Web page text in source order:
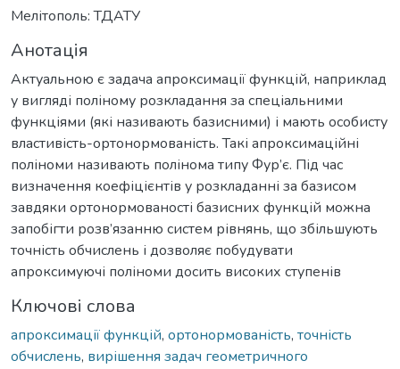
Мелітополь: ТДАТУ
Анотація
Актуальною є задача апроксимації функцій, наприклад
у вигляді поліному розкладання за спеціальними
функціями (які називають базисними) і мають особисту
властивість-ортонормованість. Такі апроксимаційні
поліноми називають полінома типу Фур’є. Під час
визначення коефіцієнтів у розкладанні за базисом
завдяки ортонормованості базисних функцій можна
запобігти розв’язанню систем рівнянь, що збільшують
точність обчислень і дозволяє побудувати
апроксимуючі поліноми досить високих ступенів
Ключові слова
апроксимації функцій, ортонормованість, точність
обчислень, вирішення задач геометричного